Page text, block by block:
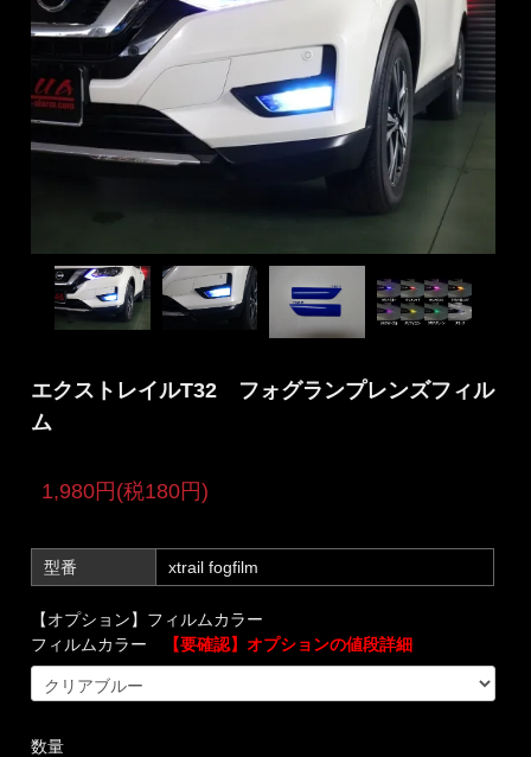
エクストレイルT32 フォグランプレンズフィル
ム
1,980円(税180円)
型番 xtrail fogfilm
【オプション】フィルムカラー
フィルムカラー
【要確認】オプションの値段詳細
数量